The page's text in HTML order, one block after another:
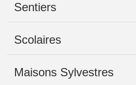
Sentiers
Scolaires
Maisons Sylvestres